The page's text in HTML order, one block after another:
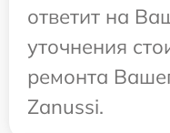
ответит на
уточнения
ремонта
Zanussi.